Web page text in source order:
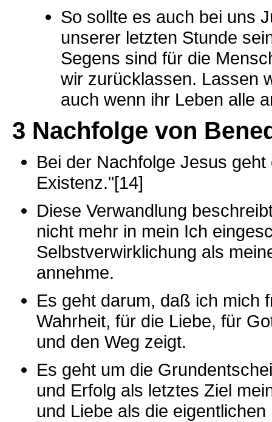
So sollte es auch bei uns
unserer letzten Stunde
Segens sind für die
wir zurücklassen. Lassen
auch wenn ihr Leben alle
3 Nachfolge von
Bei der Nachfolge Jesus
Existenz."[14]
Diese Verwandlung
nicht mehr in mein Ich
Selbstverwirklichung als
annehme.
Es geht darum, daß ich mich
Wahrheit, für die Liebe, für
und den Weg zeigt.
Es geht um die
und Erfolg als letztes Ziel
und Liebe als die